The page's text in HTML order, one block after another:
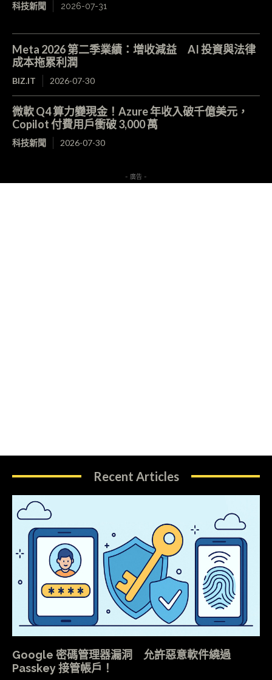
科技新聞 2026-07-31
Meta 2026 第二季業績：增收減益 AI 投資與法律
成本拖累利潤
BIZ.IT 2026-07-30
微軟 Q4 算力變現金！Azure 年收入破千億美元，
Copilot 付費用戶衝破 3,000 萬
科技新聞 2026-07-30
- 廣告 -
Recent Articles
Google 密碼管理器漏洞 允許惡意軟件繞過
Passkey 接管帳戶！